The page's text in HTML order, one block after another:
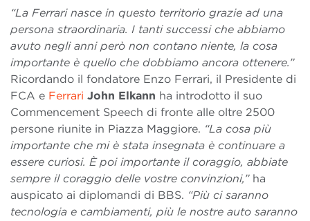
“La Ferrari nasce in questo territorio grazie ad una
persona straordinaria. I tanti successi che abbiamo
avuto negli anni però non contano niente, la cosa
importante è quello che dobbiamo ancora ottenere.”
Ricordando il fondatore Enzo Ferrari, il Presidente di
FCA e Ferrari John Elkann ha introdotto il suo
Commencement Speech di fronte alle oltre 2500
persone riunite in Piazza Maggiore. “La cosa più
importante che mi è stata insegnata è continuare a
essere curiosi. È poi importante il coraggio, abbiate
sempre il coraggio delle vostre convinzioni,”ha
auspicato ai diplomandi di BBS. “Più ci saranno
tecnologia e cambiamenti, più le nostre auto saranno